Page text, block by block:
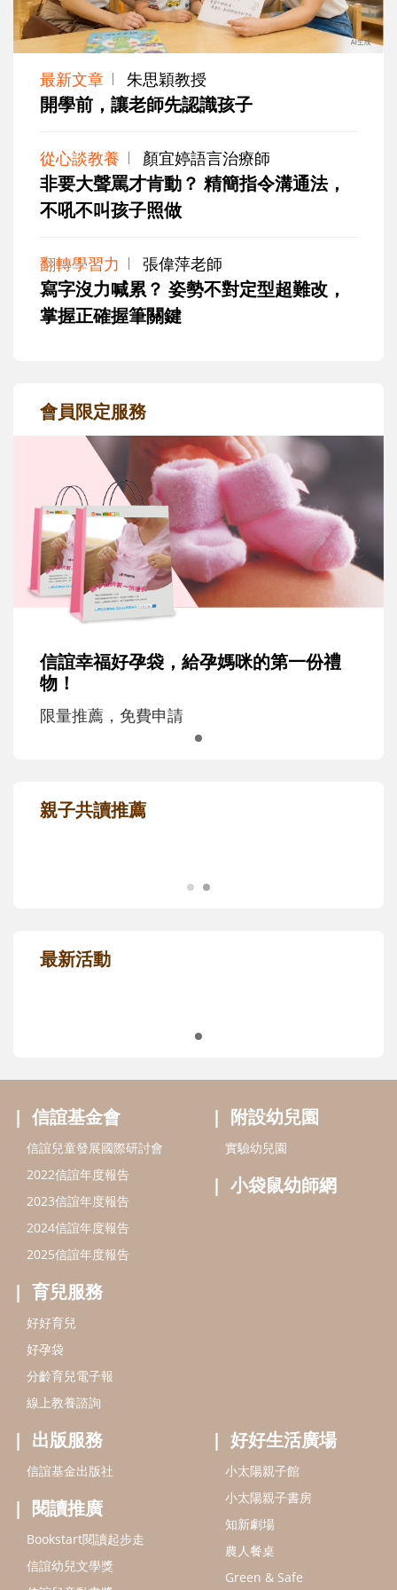
最新文章 朱思穎教授
開學前，讓老師先認識孩子
從心談教養 顏宜婷語言治療師
非要大聲罵才肯動？ 精簡指令溝通法，
不吼不叫孩子照做
翻轉學習力 張偉萍老師
寫字沒力喊累？ 姿勢不對定型超難改，
掌握正確握筆關鍵
會員限定服務
信誼幸福好孕袋，給孕媽咪的第一份禮
物！
限量推薦，免費申請
親子共讀推薦
最新活動
信誼基金會
信誼兒童發展國際研討會
2022信誼年度報告
2023信誼年度報告
2024信誼年度報告
2025信誼年度報告
育兒服務
好好育兒
好孕袋
分齡育兒電子報
線上教養諮詢
附設幼兒園
實驗幼兒園
小袋鼠幼師網
出版服務
信誼基金出版社
閱讀推廣
Bookstart閱讀起步走
信誼幼兒文學獎
好好生活廣場
小太陽親子館
小太陽親子書房
知新劇場
農人餐桌
Green & Safe